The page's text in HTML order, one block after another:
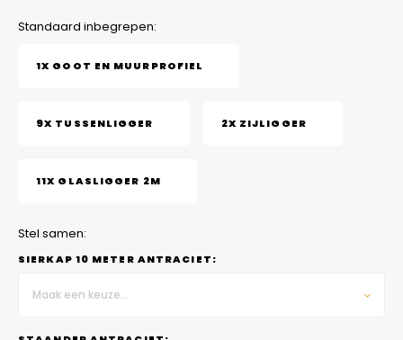
Standaard inbegrepen:
1X GOOT EN MUURPROFIEL
9X TUSSENLIGGER 2X ZIJLIGGER
11X GLASLIGGER 2M
Stel samen:
SIERKAP 10 METER ANTRACIET:
Maak een keuze...